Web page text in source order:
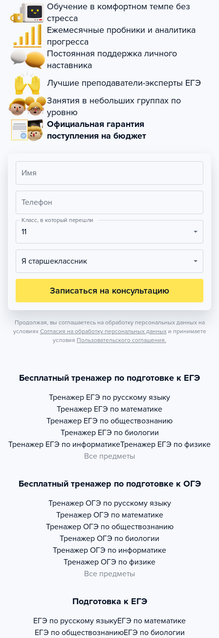
Обучение в комфортном темпе без
стресса
Ежемесячные пробники и аналитика
прогресса
Постоянная поддержка личного
наставника
Лучшие преподаватели-эксперты ЕГЭ
Занятия в небольших группах по
уровню
Официальная гарантия
поступления на бюджет
Имя
Телефон
Класс, в который перешли
11
Я старшеклассник
Записаться на консультацию
Продолжая, вы соглашаетесь на обработку персональных данных на
условиях Согласия на обработку персональных данных и принимаете
условия Пользовательского соглашения.
Бесплатный тренажер по подготовке к ЕГЭ
Тренажер ЕГЭ по русскому языку
Тренажер ЕГЭ по математике
Тренажер ЕГЭ по обществознанию
Тренажер ЕГЭ по биологии
Тренажер ЕГЭ по информатикеТренажер ЕГЭ по физике
Все предметы
Бесплатный тренажер по подготовке к ОГЭ
Тренажер ОГЭ по русскому языку
Тренажер ОГЭ по математике
Тренажер ОГЭ по обществознанию
Тренажер ОГЭ по биологии
Тренажер ОГЭ по информатике
Тренажер ОГЭ по физике
Все предметы
Подготовка к ЕГЭ
ЕГЭ по русскому языкуЕГЭ по математике
ЕГЭ по обществознаниюЕГЭ по биологии